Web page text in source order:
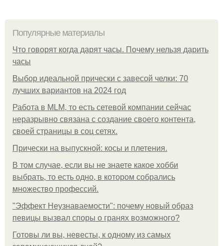
Популярные материалы
Что говорят когда дарят часы. Почему нельзя дарить
часы
Выбор идеальной прически с завесой челки: 70
лучших вариантов на 2024 год
Работа в MLM, то есть сетевой компании сейчас
неразрывно связана с создание своего контента,
своей страницы в соц сетях.
Прически на выпускной: косы и плетения.
В том случае, если вы не знаете какое хобби
выбрать, то есть одно, в котором собрались
множество профессий.
"Эффект Неузнаваемости": почему новый образ
певицы вызвал споры о гранях возможного?
Готовы ли вы, невесты, к одному из самых